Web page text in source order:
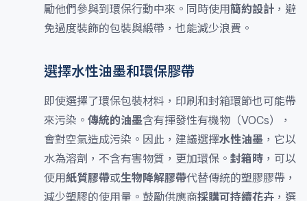
勵他們參與到環保行動中來。同時使用簡約設計 ，避
免過度裝飾的包裝與緞帶，也能減少浪費。
選擇水性油墨和環保膠帶
即使選擇了環保包裝材料，印刷和封箱環節也可能帶
來污染。 傳統的油墨含有揮發性有機物（VOCs），
會對空氣造成污染。因此，建議選擇水性油墨 ，它以
水為溶劑，不含有害物質，更加環保。 封箱時 ，可以
使用紙質膠帶或生物降解膠帶代替傳統的塑膠膠帶，
減少塑膠的使用量。鼓勵供應商採購可持續花卉 ，選